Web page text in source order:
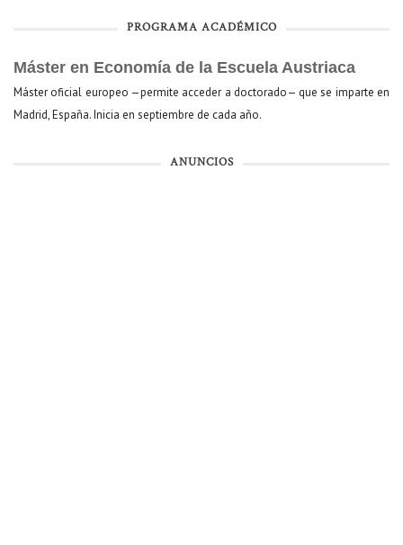
PROGRAMA ACADÉMICO
Máster en Economía de la Escuela Austriaca
Máster oficial europeo —permite acceder a doctorado— que se imparte en
Madrid, España. Inicia en septiembre de cada año.
ANUNCIOS